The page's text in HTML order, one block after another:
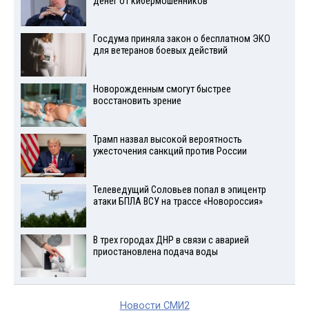
Госдума приняла закон о бесплатном ЭКО
для ветеранов боевых действий
Новорожденным смогут быстрее
восстановить зрение
Трамп назвал высокой вероятность
ужесточения санкций против России
Телеведущий Соловьев попал в эпицентр
атаки БПЛА ВСУ на трассе «Новороссия»
В трех городах ДНР в связи с аварией
приостановлена подача воды
Новости СМИ2